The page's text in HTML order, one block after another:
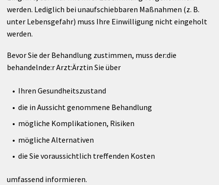
Belegärzte
Vorsorgeuntersuchung
UNIQA Akut-Versorgt
BIA-Messung
werden. Lediglich bei unaufschiebbaren Maßnahmen (z. B.
unter Lebensgefahr) muss Ihre Einwilligung nicht eingeholt
werden.
Bevor Sie der Behandlung zustimmen, muss der:die
behandelnde:r Arzt:Ärztin Sie über
Ihren Gesundheitszustand
die in Aussicht genommene Behandlung
mögliche Komplikationen, Risiken
mögliche Alternativen
die Sie voraussichtlich treffenden Kosten
umfassend informieren.